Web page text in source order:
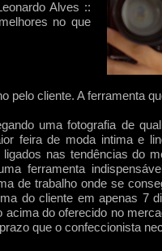
Alves ::
no que
pelo cliente. A ferramenta
uma fotografia de
feira de moda intima e
nas tendências do
ferramenta
de trabalho onde se
do cliente em apenas 7
do oferecido no
que o confeccionista